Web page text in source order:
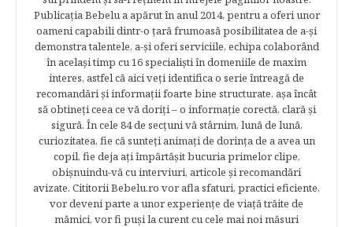
Publicația Bebelu a apărut în anul 2014, pentru a oferi unor
oameni capabili dintr-o ţară frumoasă posibilitatea de a-şi
demonstra talentele, a-şi oferi serviciile, echipa colaborând
în acelaşi timp cu 16 specialişti în domeniile de maxim
interes, astfel că aici veţi identifica o serie întreagă de
recomandări şi informaţii foarte bine structurate, aşa încât
să obtineţi ceea ce vă doriţi – o informaţie corectă, clară şi
sigură. În cele 84 de secțuni vă stârnim, lună de lună,
curiozitatea, fie că sunteţi animaţi de dorinţa de a avea un
copil, fie deja aţi împărtăşit bucuria primelor clipe,
obişnuindu-vă cu interviuri, articole şi recomandări
avizate. Cititorii Bebelu.ro vor afla sfaturi, practici eficiente,
vor deveni parte a unor experienţe de viaţă trăite de
mămici, vor fi puşi la curent cu cele mai noi măsuri